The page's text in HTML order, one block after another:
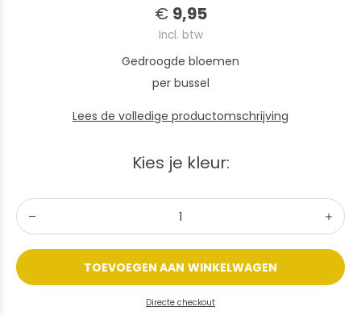
€ 9,95
Incl. btw
Gedroogde bloemen
per bussel
Lees de volledige productomschrijving
Kies je kleur:
TOEVOEGEN AAN WINKELWAGEN
Directe checkout